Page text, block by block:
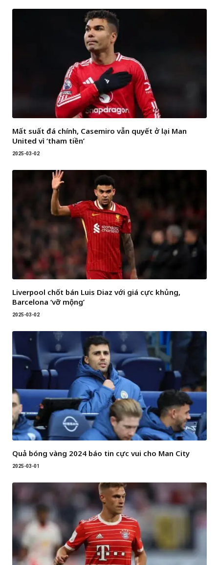
Mất suất đá chính, Casemiro vẫn quyết ở lại Man
United vì ‘tham tiền’
2025-03-02
Liverpool chốt bán Luis Diaz với giá cực khủng,
Barcelona ‘vỡ mộng’
2025-03-02
Quả bóng vàng 2024 báo tin cực vui cho Man City
2025-03-01